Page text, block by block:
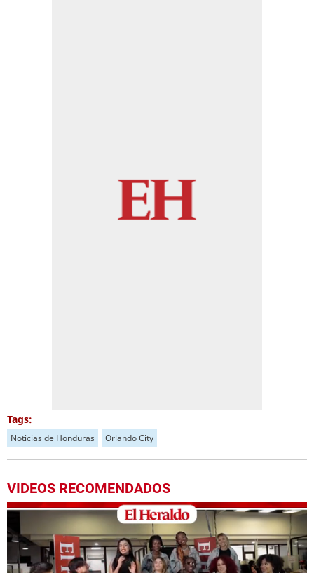
Tags:
Noticias de Honduras Orlando City
VIDEOS RECOMENDADOS